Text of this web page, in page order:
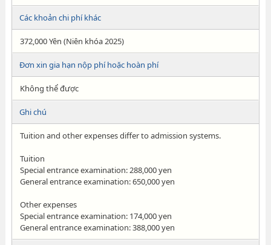
Các khoản chi phí khác
372,000 Yên (Niên khóa 2025)
Đơn xin gia hạn nộp phí hoặc hoàn phí
Không thể được
Ghi chú
Tuition and other expenses differ to admission systems.
Tuition
Special entrance examination: 288,000 yen
General entrance examination: 650,000 yen
Other expenses
Special entrance examination: 174,000 yen
General entrance examination: 388,000 yen